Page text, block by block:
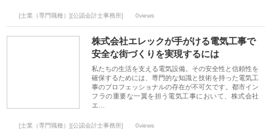
[士業（専門職種）][公認会計士事務所] 0views
株式会社エレックが手がける電気工事で
安全な街づくりを実現するには
私たちの生活を支える電気設備。その安全性と信頼性を
確保するためには、専門的な知識と技術を持った電気工
事のプロフェッショナルの存在が不可欠です。都市イン
フラの重要な一翼を担う電気工事において、株式会社
エ…
[士業（専門職種）][公認会計士事務所] 0views